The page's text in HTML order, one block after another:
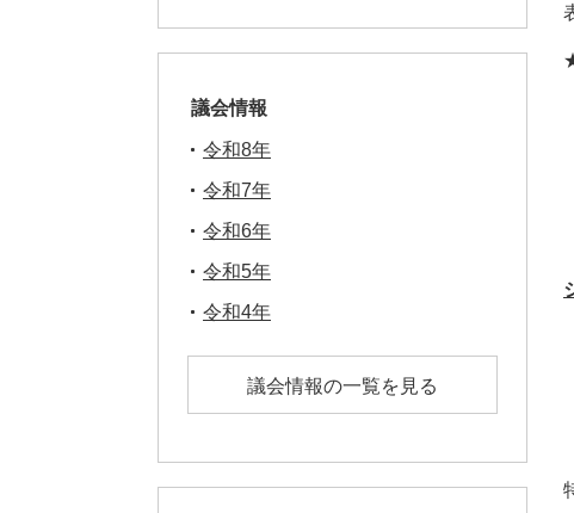
議会情報
令和8年
令和7年
令和6年
令和5年
令和4年
議会情報の一覧を見る